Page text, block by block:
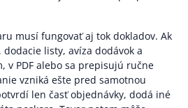
musí fungovať aj tok dokladov. Ak
listy, avíza dodávok a
v PDF alebo sa prepisujú ručne
vzniká ešte pred samotnou
len časť objednávky, dodá iné